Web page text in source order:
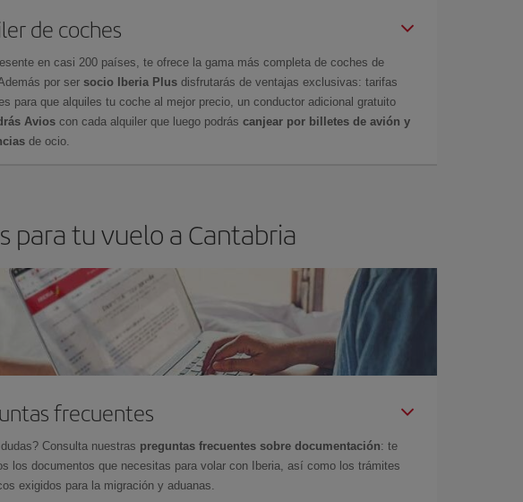
de coches
en casi 200 países, te ofrece la gama más completa de coches de
por ser socio Iberia Plus disfrutarás de ventajas exclusivas: tarifas
para que alquiles tu coche al mejor precio, un conductor adicional gratuito
Avios con cada alquiler que luego podrás canjear por billetes de avión y
de ocio.
para tu vuelo a Cantabria
frecuentes
Consulta nuestras preguntas frecuentes sobre documentación: te
los documentos que necesitas para volar con Iberia, así como los trámites
exigidos para la migración y aduanas.